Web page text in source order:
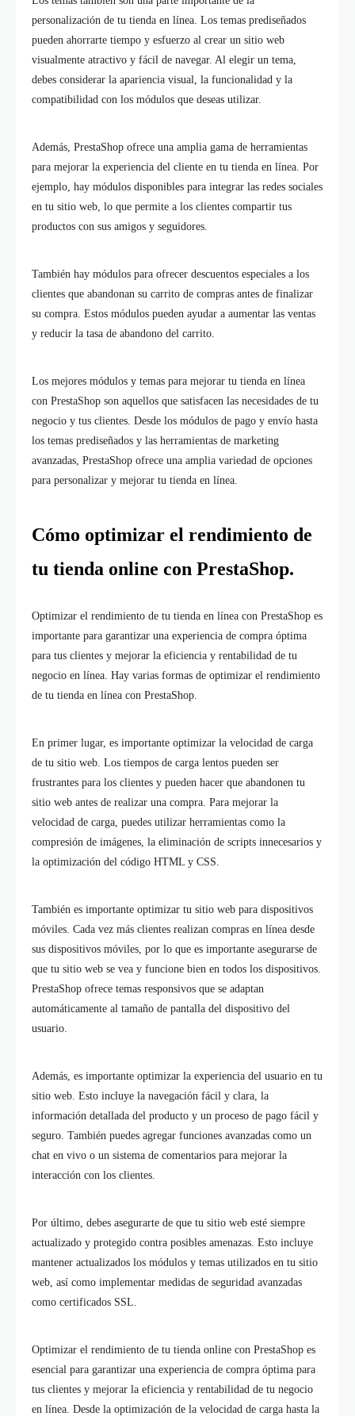
personalización de tu tienda en línea. Los temas prediseñados
pueden ahorrarte tiempo y esfuerzo al crear un sitio web
visualmente atractivo y fácil de navegar. Al elegir un tema,
debes considerar la apariencia visual, la funcionalidad y la
compatibilidad con los módulos que deseas utilizar.
Además, PrestaShop ofrece una amplia gama de herramientas
para mejorar la experiencia del cliente en tu tienda en línea. Por
ejemplo, hay módulos disponibles para integrar las redes sociales
en tu sitio web, lo que permite a los clientes compartir tus
productos con sus amigos y seguidores.
También hay módulos para ofrecer descuentos especiales a los
clientes que abandonan su carrito de compras antes de finalizar
su compra. Estos módulos pueden ayudar a aumentar las ventas
y reducir la tasa de abandono del carrito.
Los mejores módulos y temas para mejorar tu tienda en línea
con PrestaShop son aquellos que satisfacen las necesidades de tu
negocio y tus clientes. Desde los módulos de pago y envío hasta
los temas prediseñados y las herramientas de marketing
avanzadas, PrestaShop ofrece una amplia variedad de opciones
para personalizar y mejorar tu tienda en línea.
Cómo optimizar el rendimiento de
tu tienda online con PrestaShop.
Optimizar el rendimiento de tu tienda en línea con PrestaShop es
importante para garantizar una experiencia de compra óptima
para tus clientes y mejorar la eficiencia y rentabilidad de tu
negocio en línea. Hay varias formas de optimizar el rendimiento
de tu tienda en línea con PrestaShop.
En primer lugar, es importante optimizar la velocidad de carga
de tu sitio web. Los tiempos de carga lentos pueden ser
frustrantes para los clientes y pueden hacer que abandonen tu
sitio web antes de realizar una compra. Para mejorar la
velocidad de carga, puedes utilizar herramientas como la
compresión de imágenes, la eliminación de scripts innecesarios y
la optimización del código HTML y CSS.
También es importante optimizar tu sitio web para dispositivos
móviles. Cada vez más clientes realizan compras en línea desde
sus dispositivos móviles, por lo que es importante asegurarse de
que tu sitio web se vea y funcione bien en todos los dispositivos.
PrestaShop ofrece temas responsivos que se adaptan
automáticamente al tamaño de pantalla del dispositivo del
usuario.
Además, es importante optimizar la experiencia del usuario en tu
sitio web. Esto incluye la navegación fácil y clara, la
información detallada del producto y un proceso de pago fácil y
seguro. También puedes agregar funciones avanzadas como un
chat en vivo o un sistema de comentarios para mejorar la
interacción con los clientes.
Por último, debes asegurarte de que tu sitio web esté siempre
actualizado y protegido contra posibles amenazas. Esto incluye
mantener actualizados los módulos y temas utilizados en tu sitio
web, así como implementar medidas de seguridad avanzadas
como certificados SSL.
Optimizar el rendimiento de tu tienda online con PrestaShop es
esencial para garantizar una experiencia de compra óptima para
tus clientes y mejorar la eficiencia y rentabilidad de tu negocio
en línea. Desde la optimización de la velocidad de carga hasta la